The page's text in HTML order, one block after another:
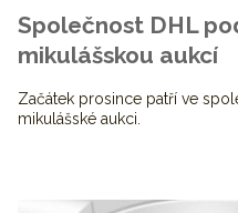
Společnost DHL
mikulášskou aukcí
Začátek prosince patří ve
mikulášské aukci.